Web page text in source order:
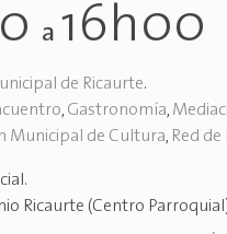
a 16h00
de Ricaurte.
, Gastronomía,
Municipal de Cultura, Red
.
Ricaurte (Centro